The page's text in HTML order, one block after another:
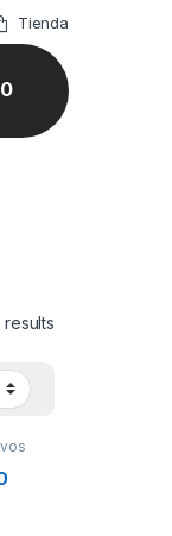
Tienda
0
results